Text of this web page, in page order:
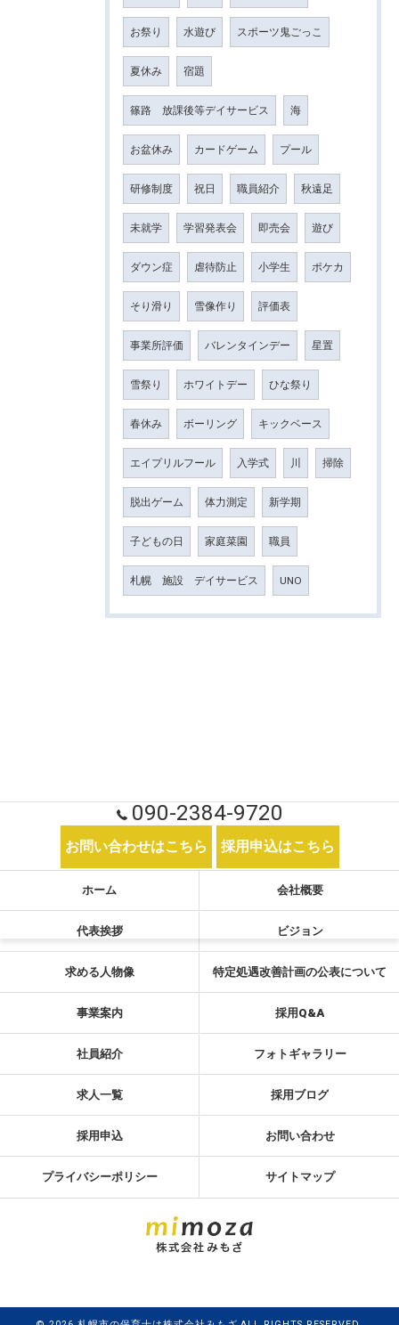
お祭り 水遊び スポーツ鬼ごっこ
夏休み 宿題
篠路 放課後等デイサービス 海
お盆休み カードゲーム プール
研修制度 祝日 職員紹介 秋遠足
未就学 学習発表会 即売会 遊び
ダウン症 虐待防止 小学生 ポケカ
そり滑り 雪像作り 評価表
事業所評価 バレンタインデー 星置
雪祭り ホワイトデー ひな祭り
春休み ボーリング キックベース
エイプリルフール 入学式 川 掃除
脱出ゲーム 体力測定 新学期
子どもの日 家庭菜園 職員
札幌 施設 デイサービス UNO
090-2384-9720
お問い合わせはこちら 採用申込はこちら
ホーム 会社概要
代表挨拶 ビジョン
求める人物像 特定処遇改善計画の公表について
事業案内 採用Q&A
社員紹介 フォトギャラリー
求人一覧 採用ブログ
採用申込 お問い合わせ
プライバシーポリシー サイトマップ